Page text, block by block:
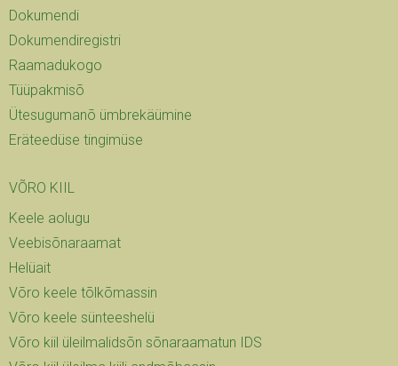
Dokumendi
Dokumendiregistri
Raamadukogo
Tüüpakmisõ
Ütesugumanõ ümbrekäümine
Eräteedüse tingimüse
VÕRO KIIL
Keele aolugu
Veebisõnaraamat
Helüait
Võro keele tõlkõmassin
Võro keele sünteeshelü
Võro kiil üleilmalidsõn sõnaraamatun IDS